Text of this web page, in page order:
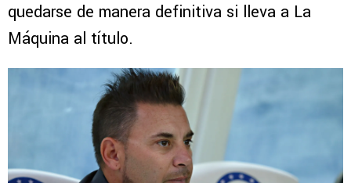
quedarse de manera definitiva si lleva a La
Máquina al título.